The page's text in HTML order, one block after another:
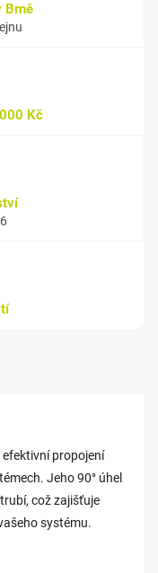
Brně
Kč
efektivní propojení
Jeho 90° úhel
což zajišťuje
systému.